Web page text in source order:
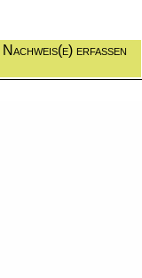
Nachweis(e) erfassen